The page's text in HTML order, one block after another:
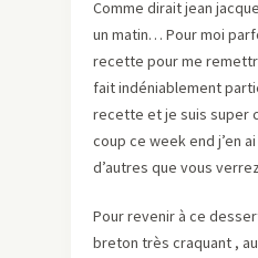
Comme dirait jean
un matin… Pour moi
recette pour me
fait indéniablement
recette et je suis super
coup ce week end j’en
d’autres que vous
Pour revenir à ce
breton très craquant ,